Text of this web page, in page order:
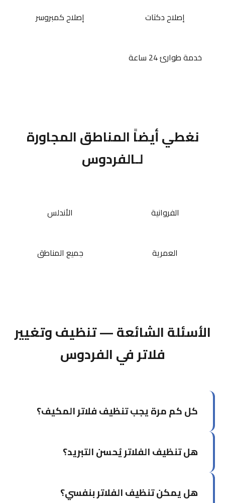
إصلاح دكتات إصلاح كمبروسر
خدمة طوارئ 24 ساعة
نغطي أيضاً المناطق المجاورة
لـالفردوس
الفروانية الأندلس
العمرية جميع المناطق
الأسئلة الشائعة — تنظيف وتغيير
فلاتر في الفردوس
كل كم مرة يجب تنظيف فلاتر المكيف؟
خلال موسم الصيف بسبب الأتربة والرمال، وكل ثلاثة
هل تنظيف الفلاتر يُحسن التبريد؟
الهواء وتُعيد كفاءة التبريد لمستواها الطبيعي.
هل يمكن تنظيف الفلاتر بنفسي؟